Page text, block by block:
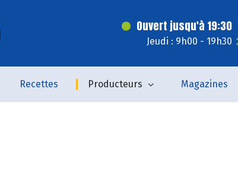
Ouvert jusqu'à 19:30
Jeudi : 9h00 - 19h30
Recettes Producteurs Magazines